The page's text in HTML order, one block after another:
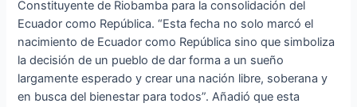
Constituyente de Riobamba para la consolidación del
Ecuador como República. “Esta fecha no solo marcó el
nacimiento de Ecuador como República sino que simboliza
la decisión de un pueblo de dar forma a un sueño
largamente esperado y crear una nación libre, soberana y
en busca del bienestar para todos”. Añadió que esta